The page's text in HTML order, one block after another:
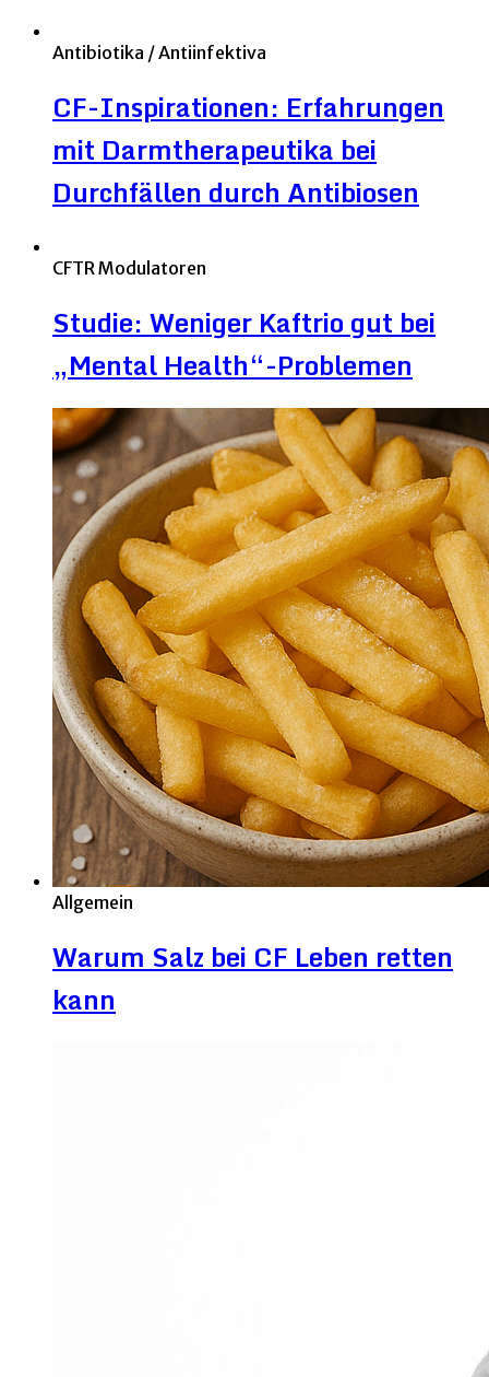
Antibiotika / Antiinfektiva
CF-Inspirationen: Erfahrungen
mit Darmtherapeutika bei
Durchfällen durch Antibiosen
CFTR Modulatoren
Studie: Weniger Kaftrio gut bei
„Mental Health“-Problemen
Allgemein
Warum Salz bei CF Leben retten
kann